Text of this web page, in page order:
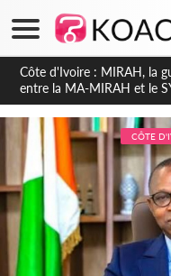
Côte d'Ivoire :
environnement
CÔTE